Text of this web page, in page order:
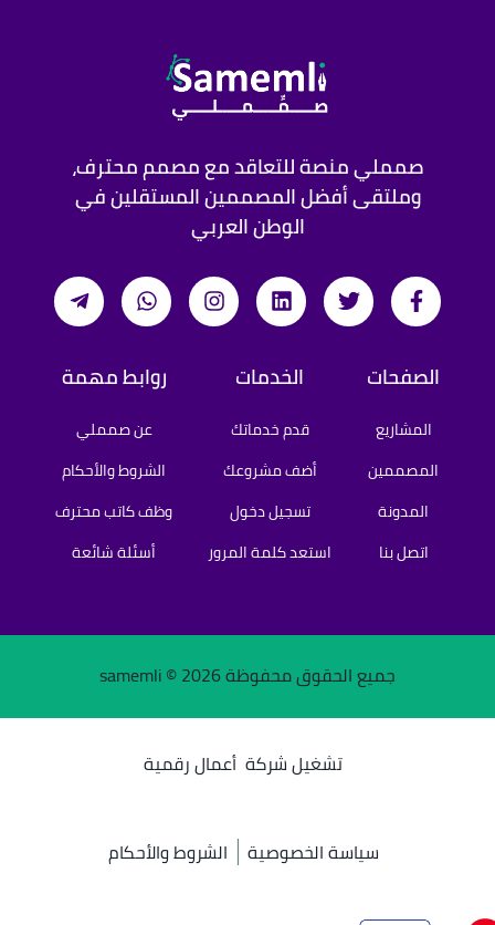
صمملي منصة للتعاقد مع مصمم محترف،
وملتقى أفضل المصممين المستقلين في
الوطن العربي
الصفحات
المشاريع
المصممين
المدونة
اتصل بنا
الخدمات
قدم خدماتك
أضف مشروعك
تسجيل دخول
استعد كلمة المرور
روابط مهمة
عن صمملي
الشروط والأحكام
وظف كاتب محترف
أسئلة شائعة
جميع الحقوق محفوظة samemli ©2026
تشغيل شركة أعمال رقمية
سياسة الخصوصية الشروط والأحكام